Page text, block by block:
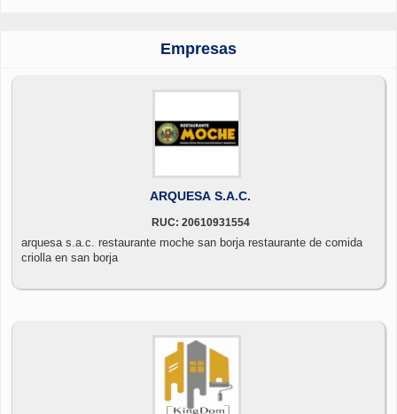
Empresas
ARQUESA S.A.C.
RUC: 20610931554
arquesa s.a.c. restaurante moche san borja restaurante de comida
criolla en san borja